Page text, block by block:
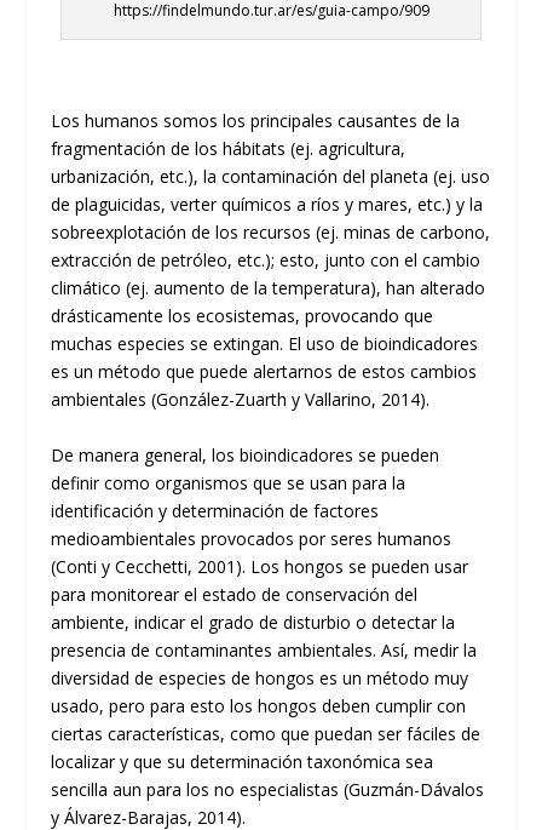
https://findelmundo.tur.ar/es/guia-campo/909
Los humanos somos los principales causantes de la
fragmentación de los hábitats (ej. agricultura,
urbanización, etc.), la contaminación del planeta (ej. uso
de plaguicidas, verter químicos a ríos y mares, etc.) y la
sobreexplotación de los recursos (ej. minas de carbono,
extracción de petróleo, etc.); esto, junto con el cambio
climático (ej. aumento de la temperatura), han alterado
drásticamente los ecosistemas, provocando que
muchas especies se extingan. El uso de bioindicadores
es un método que puede alertarnos de estos cambios
ambientales (González-Zuarth y Vallarino, 2014).
De manera general, los bioindicadores se pueden
definir como organismos que se usan para la
identificación y determinación de factores
medioambientales provocados por seres humanos
(Conti y Cecchetti, 2001). Los hongos se pueden usar
para monitorear el estado de conservación del
ambiente, indicar el grado de disturbio o detectar la
presencia de contaminantes ambientales. Así, medir la
diversidad de especies de hongos es un método muy
usado, pero para esto los hongos deben cumplir con
ciertas características, como que puedan ser fáciles de
localizar y que su determinación taxonómica sea
sencilla aun para los no especialistas (Guzmán-Dávalos
y Álvarez-Barajas, 2014).